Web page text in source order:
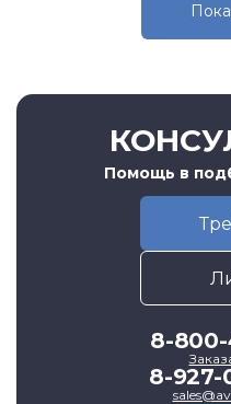
Помощь в
8-800-
8-927-